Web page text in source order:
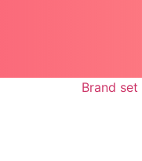
Brand set